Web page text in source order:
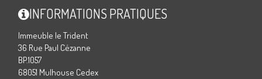
INFORMATIONS PRATIQUES
Immeuble le Trident
36 Rue Paul Cézanne
BP.1057
68051 Mulhouse Cedex